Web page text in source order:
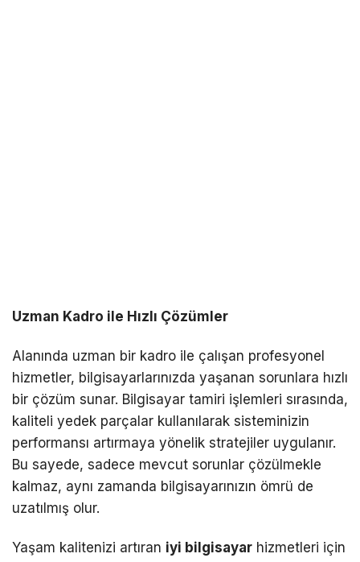
Uzman Kadro ile Hızlı Çözümler
Alanında uzman bir kadro ile çalışan profesyonel
hizmetler, bilgisayarlarınızda yaşanan sorunlara hızlı
bir çözüm sunar. Bilgisayar tamiri işlemleri sırasında,
kaliteli yedek parçalar kullanılarak sisteminizin
performansı artırmaya yönelik stratejiler uygulanır.
Bu sayede, sadece mevcut sorunlar çözülmekle
kalmaz, aynı zamanda bilgisayarınızın ömrü de
uzatılmış olur.
Yaşam kalitenizi artıran iyi bilgisayar hizmetleri için